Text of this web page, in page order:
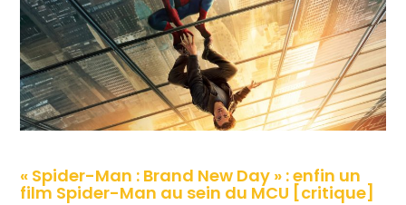
« Spider-Man : Brand New Day » : enfin un
film Spider-Man au sein du MCU [critique]